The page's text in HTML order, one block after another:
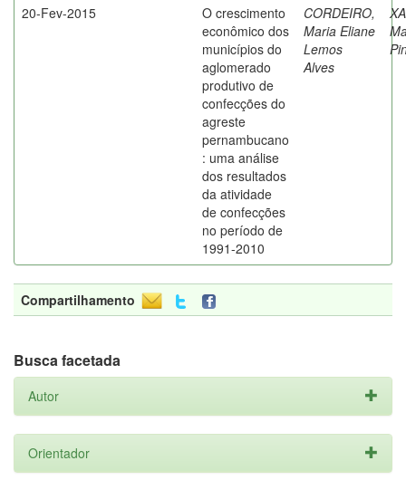
20-Fev-2015
O crescimento
econômico dos
municípios do
aglomerado
produtivo de
confecções do
agreste
pernambucano
: uma análise
dos resultados
da atividade
de confecções
no período de
1991-2010
CORDEIRO,
Maria Eliane
Lemos
Alves
Compartilhamento
Busca facetada
Autor
Orientador